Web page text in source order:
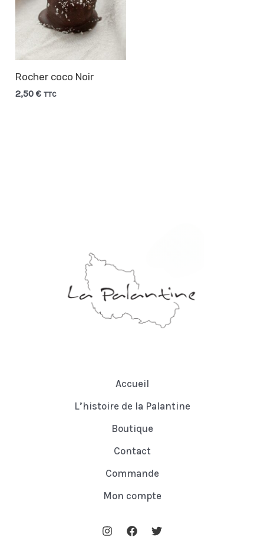
Rocher coco Noir
2,50€ TTC
Accueil
L’histoire de la Palantine
Boutique
Contact
Commande
Mon compte